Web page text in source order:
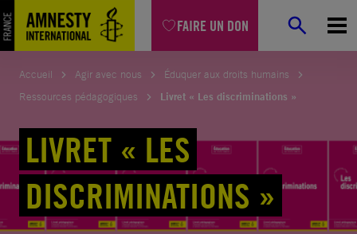
FAIRE UN DON
Aller
au
contenu
Accueil Agir avec nous
Éduquer aux droits humains
Ressources pédagogiques
Livret « Les discriminations »
LIVRET « LES
DISCRIMINATIONS »